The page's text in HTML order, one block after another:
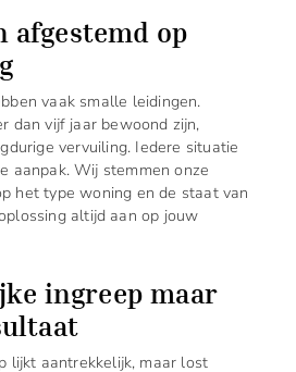
afgestemd op
vaak smalle leidingen.
dan vijf jaar bewoond zijn,
vervuiling. Iedere situatie
aanpak. Wij stemmen onze
het type woning en de staat van
altijd aan op jouw
ingreep maar
lijkt aantrekkelijk, maar lost